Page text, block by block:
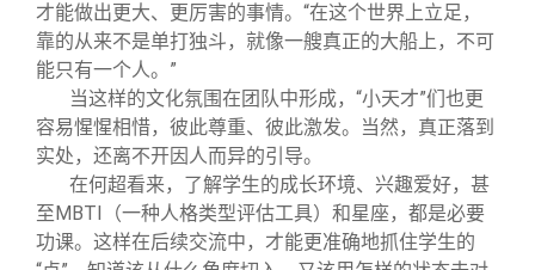
才能做出更大、更厉害的事情。“在这个世界上立足，
靠的从来不是单打独斗，就像一艘真正的大船上，不可
能只有一个人。”
当这样的文化氛围在团队中形成，“小天才”们也更
容易惺惺相惜，彼此尊重、彼此激发。当然，真正落到
实处，还离不开因人而异的引导。
在何超看来，了解学生的成长环境、兴趣爱好，甚
至MBTI（一种人格类型评估工具）和星座，都是必要
功课。这样在后续交流中，才能更准确地抓住学生的